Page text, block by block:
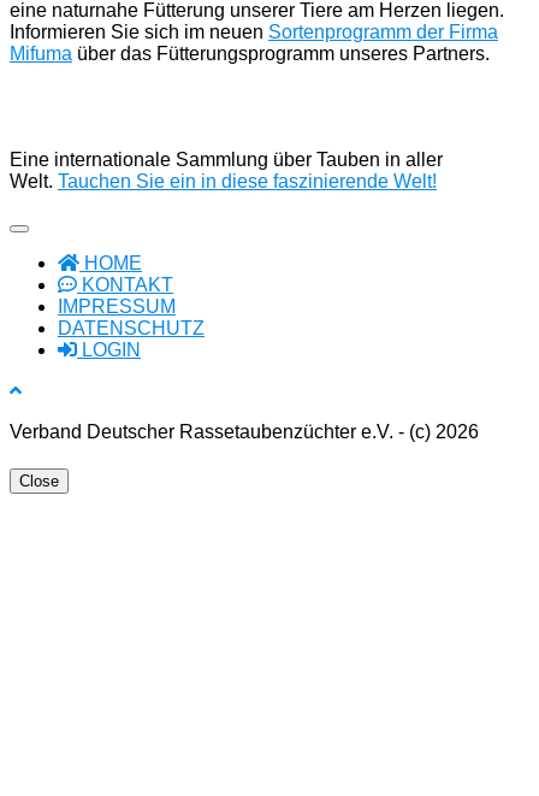
eine naturnahe Fütterung unserer Tiere am Herzen liegen.
Informieren Sie sich im neuen Sortenprogramm der Firma
Mifuma über das Fütterungsprogramm unseres Partners.
Eine internationale Sammlung über Tauben in aller
Welt. Tauchen Sie ein in diese faszinierende Welt!
HOME
KONTAKT
IMPRESSUM
DATENSCHUTZ
LOGIN
Verband Deutscher Rassetaubenzüchter e.V. - (c) 2026
Close